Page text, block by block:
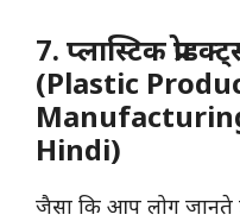
7. प्लास्टिक
(Plastic
Hindi)
जैसा कि आप लोग